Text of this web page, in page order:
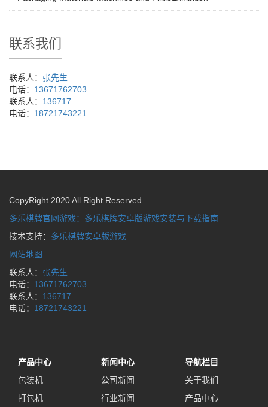
联系我们
联系人： 张先生
电话： 13671762703
联系人： 136717
电话： 18721743221
CopyRight 2020 All Right Reserved
多乐棋牌官网游戏：多乐棋牌安卓版游戏安装与下载指南
技术支持： 多乐棋牌安卓版游戏
网站地图
联系人： 张先生
电话： 13671762703
联系人： 136717
电话： 18721743221
产品中心
包装机
打包机
新闻中心
公司新闻
行业新闻
导航栏目
关于我们
产品中心